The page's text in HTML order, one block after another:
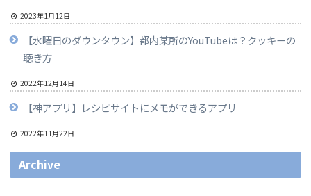
2023年1月12日
【水曜日のダウンタウン】都内某所のYouTubeは？クッキーの
聴き方
2022年12月14日
【神アプリ】レシピサイトにメモができるアプリ
2022年11月22日
Archive